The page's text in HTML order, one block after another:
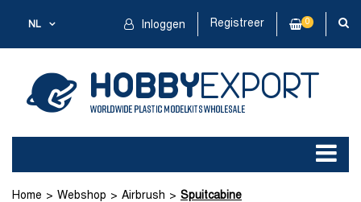
NL Inloggen Registreer 0
Home Webshop Airbrush Spuitcabine